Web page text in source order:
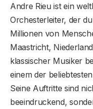
Andre Rieu ist ein
Orchesterleiter, der
Millionen von
Maastricht,
klassischer Musiker
einem der
Seine Auftritte sind
beeindruckend,